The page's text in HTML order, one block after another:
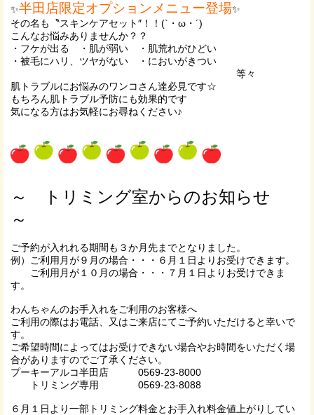
✨半田店限定オプションメニュー登場✨
その名も〝スキンケアセット″！！(`・ω・´)
こんなお悩みありませんか？？
・フケが出る ・肌が弱い ・肌荒れがひどい
・被毛にハリ、ツヤがない ・においがきつい
等々
肌トラブルにお悩みのワンコさん達必見です☆
もちろん肌トラブル予防にも効果的です
気になる方はお気軽にお尋ねください♪
～ トリミング室からのお知らせ
～
ご予約が入れれる期間も３か月先までとなりました。
例）ご利用月が９月の場合・・・６月１日よりお受けできます。
ご利用月が１０月の場合・・・７月１日よりお受けできま
す。
わんちゃんのお手入れをご利用のお客様へ
ご利用の際はお電話、又はご来店にてご予約いただけると幸いで
す。
ご希望時間によってはお受けできない場合やお時間をいただく場
合がありますのでご了承ください。
プーキーアルコ半田店 0569-23-8000
トリミング専用 0569-23-8088
６月１日より一部トリミング料金とお手入れ料金値上がりしてい